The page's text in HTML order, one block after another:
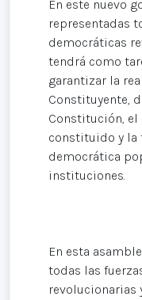
En este nuevo
representadas
democráticas
tendrá como
garantizar la
Constituyente,
Constitución,
constituido y la
democrática
instituciones.
En esta
todas las
revolucionarias